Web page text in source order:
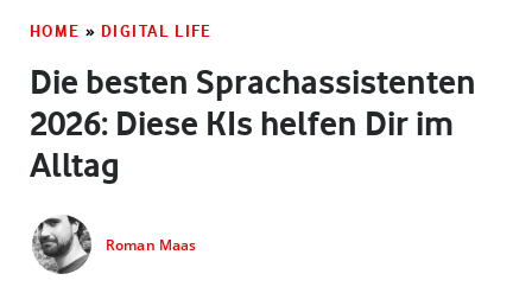
HOME » DIGITAL LIFE
Die besten Sprachassistenten
2026: Diese KIs helfen Dir im
Alltag
Roman Maas